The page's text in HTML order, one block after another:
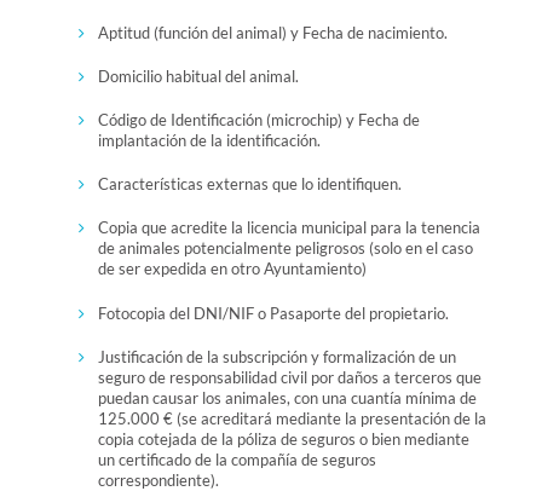
Aptitud (función del animal) y Fecha de nacimiento.
Domicilio habitual del animal.
Código de Identificación (microchip) y Fecha de
implantación de la identificación.
Características externas que lo identifiquen.
Copia que acredite la licencia municipal para la tenencia
de animales potencialmente peligrosos (solo en el caso
de ser expedida en otro Ayuntamiento)
Fotocopia del DNI/NIF o Pasaporte del propietario.
Justificación de la subscripción y formalización de un
seguro de responsabilidad civil por daños a terceros que
puedan causar los animales, con una cuantía mínima de
125.000 € (se acreditará mediante la presentación de la
copia cotejada de la póliza de seguros o bien mediante
un certificado de la compañía de seguros
correspondiente).